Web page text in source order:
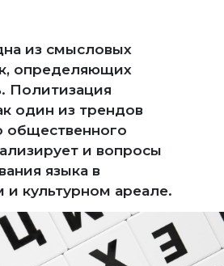
из смысловых
определяющих
Политизация
один из трендов
общественного
и вопросы
языка в
и культурном ареале.